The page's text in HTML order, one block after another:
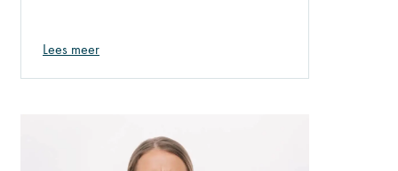
dan ook belangrijk dat, wanneer
Lees meer